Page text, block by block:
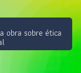
obra sobre ética